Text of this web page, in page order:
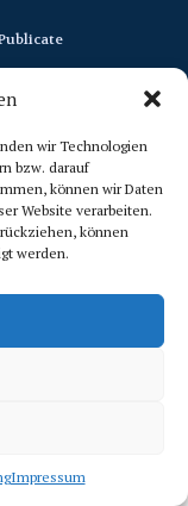
wir Technologien
bzw. darauf
können wir Daten
Website verarbeiten.
können
werden.
Impressum